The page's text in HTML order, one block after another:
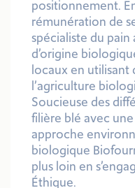
positionnement.
rémunération de
spécialiste du
d’origine
locaux en utilisant
l’agriculture
Soucieuse des
filière blé avec
approche
biologique
plus loin en
Éthique.